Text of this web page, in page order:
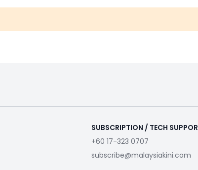
SUBSCRIPTION / TECH
+60 17-323 0707
subscribe@malaysiakini.com